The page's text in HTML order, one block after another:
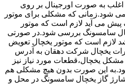
به صورت اورجینال بر روی
شود.زمانی که مشکلی برای موتور
می آید لازم است که موتور
سامسونگ بررسی شود.در صورتی
است که موتور یخچال تعویض
یخچال شرکت دهقان به آدرس
یخچال،قطعات مورد نیاز نیز
این صورت بدون هیچ مشکلی هم
گاز یخچال سامسونگ در محل و